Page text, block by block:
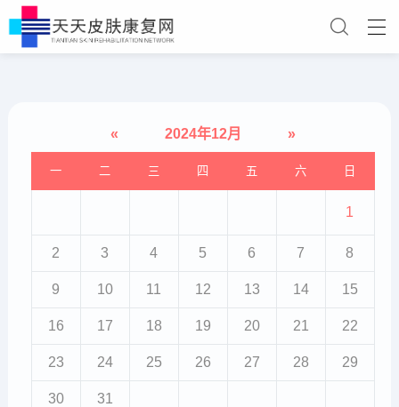
« 2024年12月 »
一 二 三 四 五 六 日
1
2 3 4 5 6 7 8
9 10 11 12 13 14 15
16 17 18 19 20 21 22
23 24 25 26 27 28 29
30 31